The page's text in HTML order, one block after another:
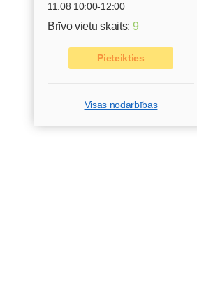
11.08 10:00-12:00
Brīvo vietu skaits: 9
Pieteikties
Visas nodarbības